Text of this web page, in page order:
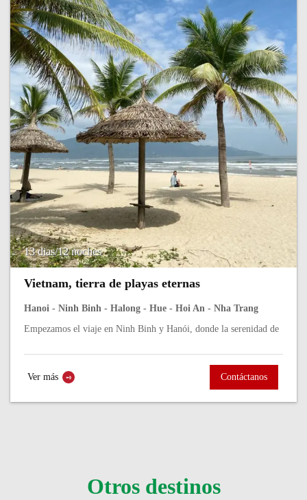
13 dias/12 noches
Vietnam, tierra de playas eternas
Hanoi - Ninh Binh - Halong - Hue - Hoi An - Nha Trang
Empezamos el viaje en Ninh Binh y Hanói, donde la serenidad de
Ver más Contáctanos
Otros destinos